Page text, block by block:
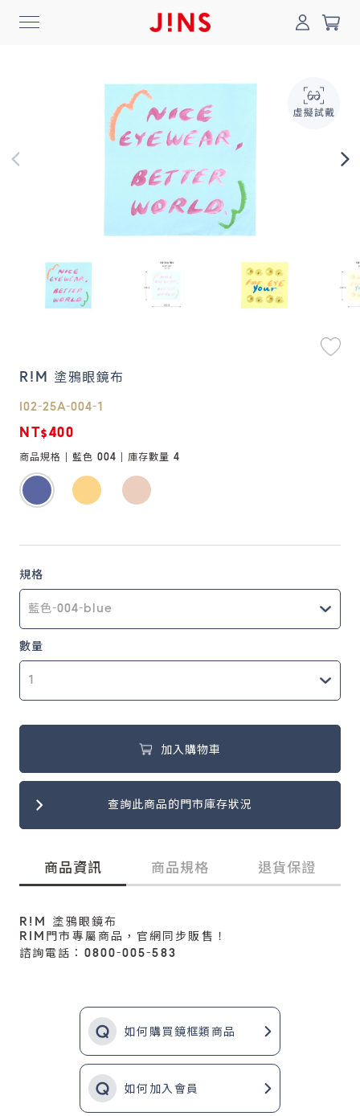
門市一覽
Collection
鏡片說明
Lens
常見問題
FAQ
0
R!M 塗鴉眼鏡布
I02-25A-004-1
NT$400
商品規格 | 藍色 004 | 庫存數量 4
規格
數量
加入購物車
查詢此商品的門市庫存狀況
商品資訊 商品規格 退貨保證
R!M 塗鴉眼鏡布
RIM門市專屬商品，官網同步販售！
諮詢電話：0800-005-583
如何購買鏡框類商品
如何加入會員